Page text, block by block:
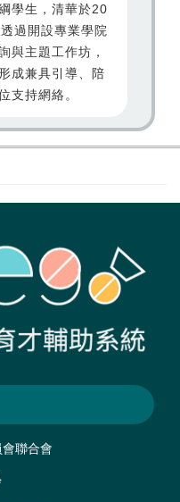
學生，清華於20
過開設專業學院
與主題工作坊，
成兼具引導、陪
支持網絡。
聯合會